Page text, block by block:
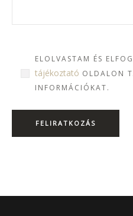
ELOLVASTAM ÉS
tájékoztató OLDALON
INFORMÁCIÓKAT.